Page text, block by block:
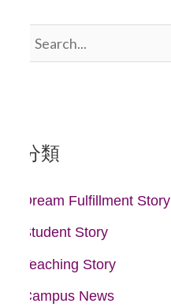
搜
字
分類
Dream Fulfillment Story
Student Story
Teaching Story
Campus News